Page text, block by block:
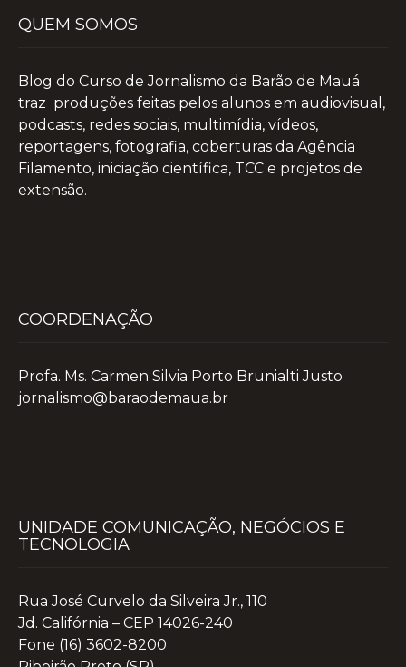
QUEM SOMOS
Blog do Curso de Jornalismo da Barão de Mauá
traz produções feitas pelos alunos em audiovisual,
podcasts, redes sociais, multimídia, vídeos,
reportagens, fotografia, coberturas da Agência
Filamento, iniciação científica, TCC e projetos de
extensão.
COORDENAÇÃO
Profa. Ms. Carmen Silvia Porto Brunialti Justo
jornalismo@baraodemaua.br
UNIDADE COMUNICAÇÃO, NEGÓCIOS E
TECNOLOGIA
Rua José Curvelo da Silveira Jr., 110
Jd. Califórnia – CEP 14026-240
Fone (16) 3602-8200